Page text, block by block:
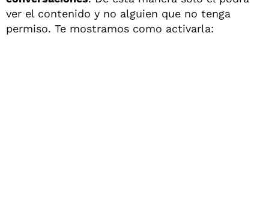
ver el contenido y no alguien que no tenga
permiso. Te mostramos como activarla: